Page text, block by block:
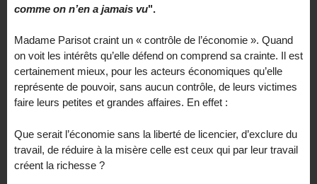
comme on n’en a jamais vu".
Madame Parisot craint un « contrôle de l’économie ». Quand
on voit les intérêts qu’elle défend on comprend sa crainte. Il est
certainement mieux, pour les acteurs économiques qu’elle
représente de pouvoir, sans aucun contrôle, de leurs victimes
faire leurs petites et grandes affaires. En effet :
Que serait l’économie sans la liberté de licencier, d’exclure du
travail, de réduire à la misère celle est ceux qui par leur travail
créent la richesse ?